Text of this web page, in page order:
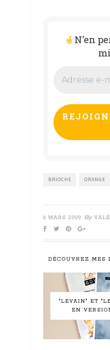
N'en
e-
*
BRIOCHE ORANGE
6 MARS 2009 By
DÉCOUVREZ MES
"LEVAIN" ET
EN